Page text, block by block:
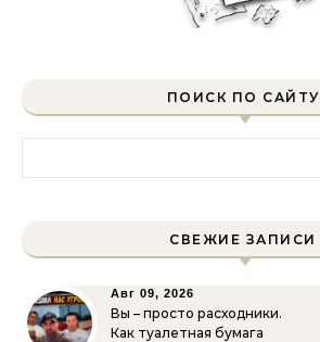
ПОИСК ПО САЙТУ
СВЕЖИЕ ЗАПИСИ
Авг 09, 2026
Вы – просто расходники.
Как туалетная бумага